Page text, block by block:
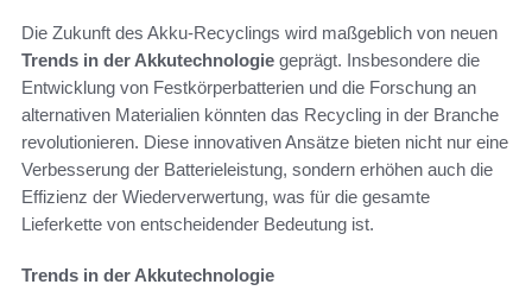
Die Zukunft des Akku-Recyclings wird maßgeblich von neuen
Trends in der Akkutechnologie geprägt. Insbesondere die
Entwicklung von Festkörperbatterien und die Forschung an
alternativen Materialien könnten das Recycling in der Branche
revolutionieren. Diese innovativen Ansätze bieten nicht nur eine
Verbesserung der Batterieleistung, sondern erhöhen auch die
Effizienz der Wiederverwertung, was für die gesamte
Lieferkette von entscheidender Bedeutung ist.
Trends in der Akkutechnologie